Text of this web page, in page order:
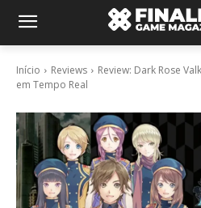
Início Reviews
Review: Dark Rose
em Tempo Real